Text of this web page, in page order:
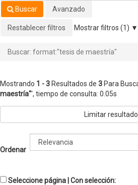
Buscar Avanzado
Restablecer filtros Mostrar filtros (1)
Buscar: format:"tesis de maestría"
Mostrando 1 - 3 Resultados de 3 Para
maestría"', tiempo de consulta: 0.05s
Limitar
Ordenar
Seleccione página | Con selección: